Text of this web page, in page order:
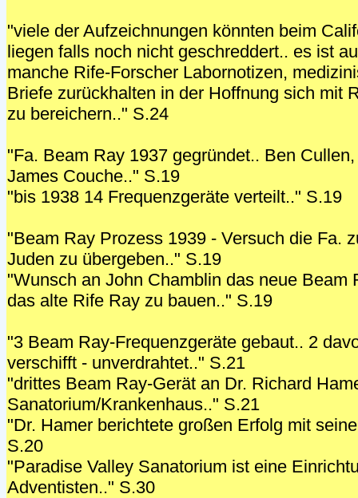
"viele der Aufzeichnungen könnten beim
liegen falls noch nicht geschreddert.. es ist
manche Rife-Forscher Labornotizen,
Briefe zurückhalten in der Hoffnung sich mit
zu bereichern.." S.24
"Fa. Beam Ray 1937 gegründet.. Ben
James Couche.." S.19
"bis 1938 14 Frequenzgeräte verteilt.." S.19
"Beam Ray Prozess 1939 - Versuch die Fa.
Juden zu übergeben.." S.19
"Wunsch an John Chamblin das neue Beam
das alte Rife Ray zu bauen.." S.19
"3 Beam Ray-Frequenzgeräte gebaut.. 2
verschifft - unverdrahtet.." S.21
"drittes Beam Ray-Gerät an Dr. Richard
Sanatorium/Krankenhaus.." S.21
"Dr. Hamer berichtete großen Erfolg mit
S.20
"Paradise Valley Sanatorium ist eine
Adventisten.." S.30